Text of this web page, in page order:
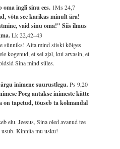
oma ingli sinu ees. 1Ms 24,7
võta see karikas minult ära!
vaid sinu oma!" Siis ilmus
Lk 22,42–43
sünniks! Aita mind siiski kõiges
kogenud, et sel ajal, kui arvasin, et
Sina mind süles.
inimene suurustlegu.Ps 9,20
Poeg antakse inimeste kätte
on tapetud, tõuseb ta kolmandal
elu. Jeesus, Sina oled avanud tee
usub. Kinnita mu usku!